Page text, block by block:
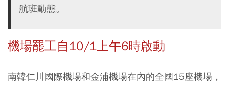
航班動態。
機場罷工自10/1上午6時啟動
南韓仁川國際機場和金浦機場在內的全國15座機場，